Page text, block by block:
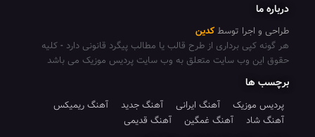
درباره ما
طراحی و اجرا توسطکدین
هر گونه کپی برداری از طرح قالب یا مطالب پیگرد قانونی دارد -کلیه
حقوق این وب سایت متعلق به وب سایت پردیس موزیک می باشد
برچسب ها
پردیس موزیک آهنگ ایرانی آهنگ جدید
آهنگ ریمیکس
آهنگ شاد
آهنگ غمگین آهنگ قدیمی